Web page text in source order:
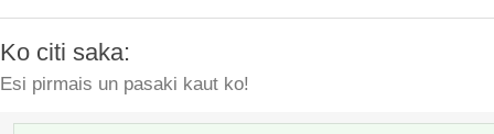
Ko citi saka:
Esi pirmais un pasaki kaut ko!